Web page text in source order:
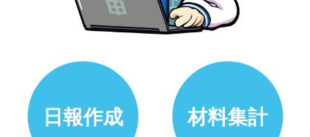
日報作成 材料集計